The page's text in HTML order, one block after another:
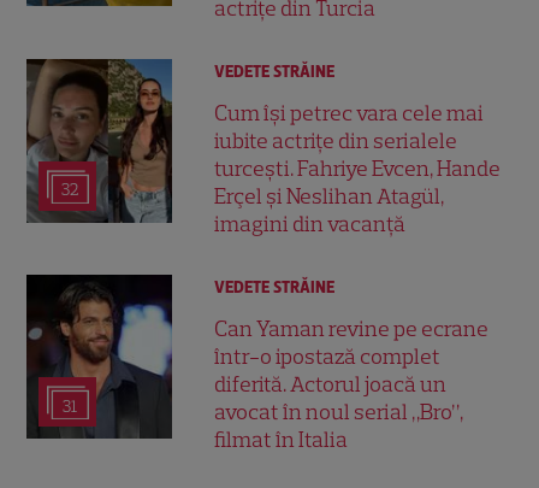
actrițe din Turcia
32
VEDETE STRĂINE
Cum își petrec vara cele mai
iubite actrițe din serialele
turcești. Fahriye Evcen, Hande
Erçel și Neslihan Atagül,
imagini din vacanță
31
VEDETE STRĂINE
Can Yaman revine pe ecrane
într-o ipostază complet
diferită. Actorul joacă un
avocat în noul serial „Bro”,
filmat în Italia